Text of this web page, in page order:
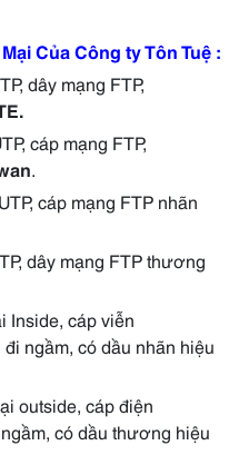
Của Công ty Tôn Tuệ :
dây mạng FTP,
cáp mạng FTP,
.
cáp mạng FTP nhãn
dây mạng FTP thương
Inside, cáp viễn
ngầm, có dầu nhãn hiệu
outside, cáp điện
có dầu thương hiệu